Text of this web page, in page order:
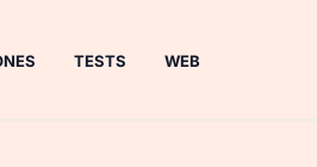
TESTS WEB